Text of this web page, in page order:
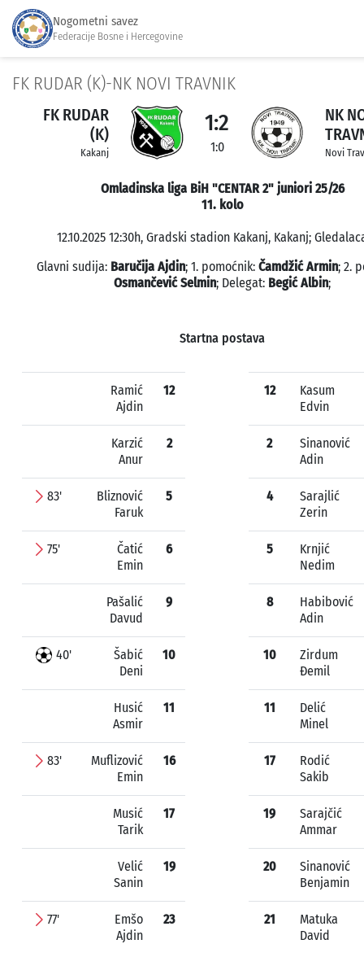
Nogometni savez
Federacije Bosne i Hercegovine
FK RUDAR (K)-NK NOVI TRAVNIK
FK RUDAR
(K)
Kakanj
1:2
1:0
NK
Novi
Omladinska liga BiH "CENTAR 2" juniori 25/26
11. kolo
12.10.2025 12:30h, Gradski stadion Kakanj, Kakanj;
Glavni sudija: Baručija Ajdin; 1. pomoćnik: Čamdžić Armin; 2.
Osmančević Selmin; Delegat: Begić Albin;
Startna postava
Ramić
Ajdin
12
Karzić
Anur
2
83'
Bliznović
Faruk
5
75'
Čatić
Emin
6
Pašalić
Davud
9
40'
Šabić
Deni
10
Husić
Asmir
11
83'
Muflizović
Emin
16
Musić
Tarik
17
Velić
Sanin
19
77'
Emšo
Ajdin
23
12
Kasum
Edvin
2
Sinanović
Adin
4
Sarajlić
Zerin
5
Krnjić
Nedim
8
Habibović
Adin
10
Zirdum
Đemil
11
Delić
Minel
17
Rodić
Sakib
19
Sarajčić
Ammar
20
Sinanović
Benjamin
21
Matuka
David